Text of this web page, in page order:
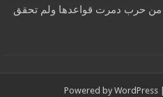
من حرب دمرت قواعدها ولم تحقق
Powered by WordPress|